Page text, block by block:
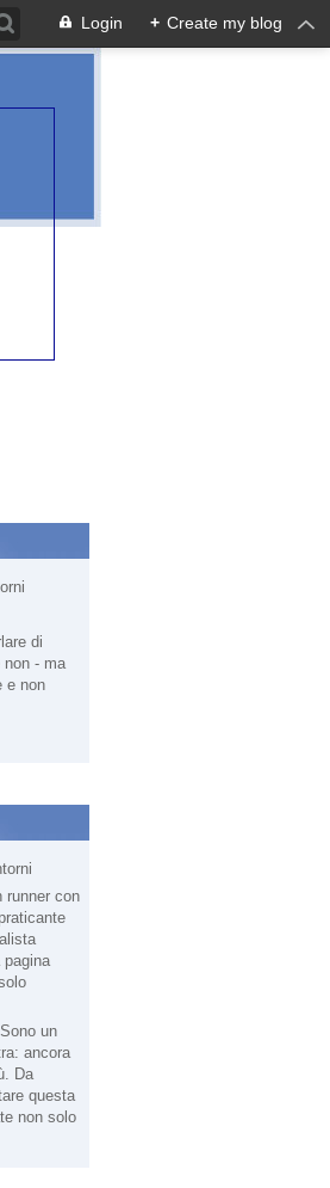
Login + Create my blog
di
non - ma
e non
un
ancora
Da
questa
non solo